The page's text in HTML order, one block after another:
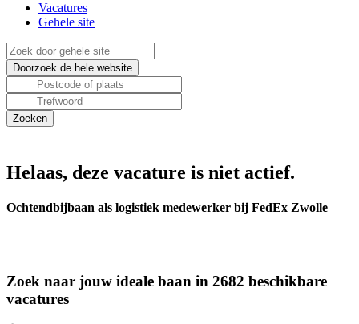
Vacatures
Gehele site
Helaas, deze vacature is niet actief.
Ochtendbijbaan als logistiek medewerker bij FedEx Zwolle
Zoek naar jouw ideale baan in 2682 beschikbare
vacatures